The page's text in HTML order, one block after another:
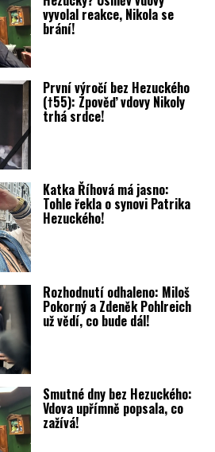
vyvolal reakce, Nikola se
brání!
První výročí bez Hezuckého
(†55): Zpověď vdovy Nikoly
trhá srdce!
Katka Říhová má jasno:
Tohle řekla o synovi Patrika
Hezuckého!
Rozhodnutí odhaleno: Miloš
Pokorný a Zdeněk Pohlreich
už vědí, co bude dál!
Smutné dny bez Hezuckého:
Vdova upřímně popsala, co
zažívá!